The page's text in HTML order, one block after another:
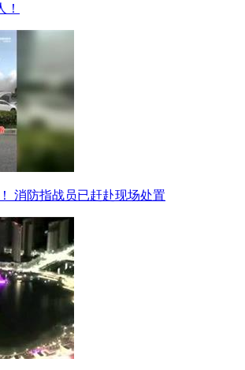
！
消防指战员已赶赴现场处置